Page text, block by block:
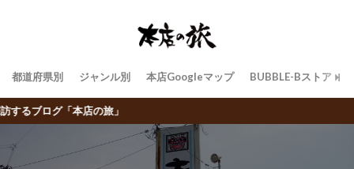
都道府県別 ジャンル別 本店Googleマップ BUBBLE-Bストア